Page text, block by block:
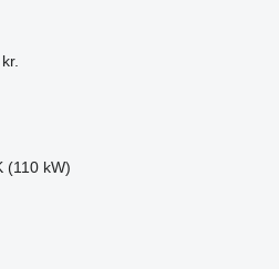
(110 kW)